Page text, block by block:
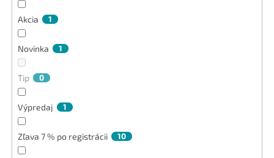
Akcia 1
Novinka 1
Tip 0
Výpredaj 1
Zľava 7 % po registrácii 10